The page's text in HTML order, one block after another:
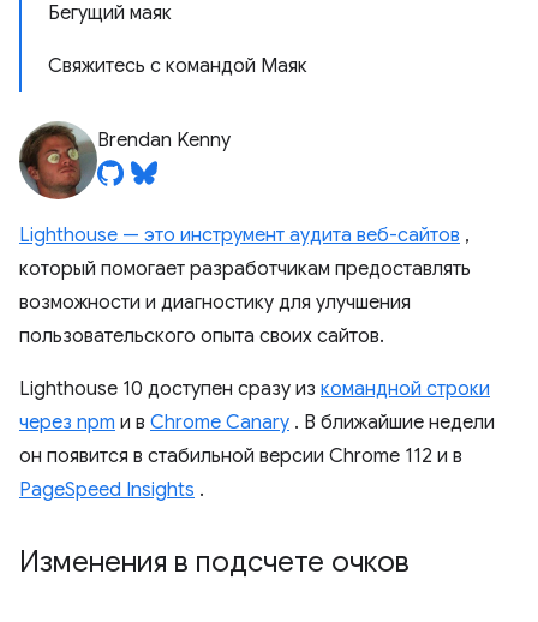
Бегущий маяк
Свяжитесь с командой Маяк
Brendan Kenny
Lighthouse — это инструмент аудита веб-сайтов ,
который помогает разработчикам предоставлять
возможности и диагностику для улучшения
пользовательского опыта своих сайтов.
Lighthouse 10 доступен сразу из командной строки
через npm и в Chrome Canary . В ближайшие недели
он появится в стабильной версии Chrome 112 и в
PageSpeed ​​Insights .
Изменения в подсчете очков